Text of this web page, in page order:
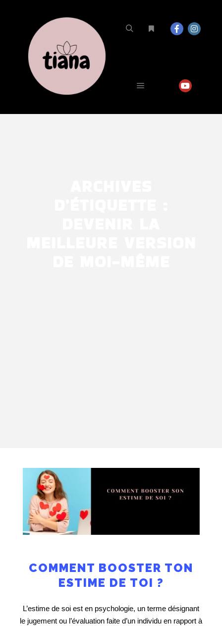
COMMENT BOOSTER TON
ESTIME DE TOI ?
L’estime de soi est en psychologie, un terme désignant
le jugement ou l’évaluation faite d’un individu en rapport à